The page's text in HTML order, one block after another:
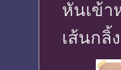
หันเข้า
เส้นกลิ้